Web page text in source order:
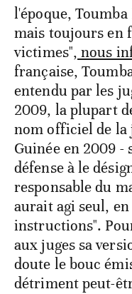
l'époque,
mais toujours en
victimes", nous
française,
entendu par les
2009, la plupart
nom officiel de la
Guinée en 2009 -
défense à le
responsable du
aurait agi seul,
instructions".
aux juges sa
doute le bouc
détriment peut-